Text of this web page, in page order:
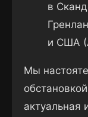
в
и США
Мы
актуальная